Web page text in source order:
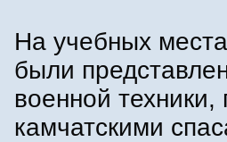
На учебных
были
военной
камчатскими